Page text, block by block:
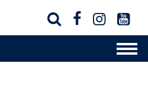
   